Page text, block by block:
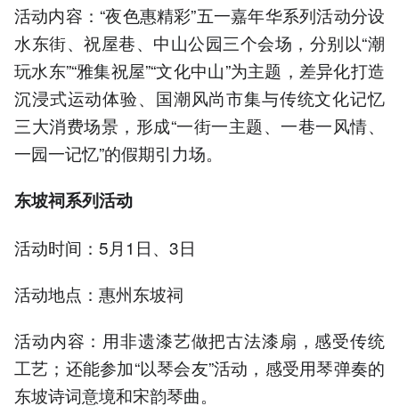
活动内容：“夜色惠精彩”五一嘉年华系列活动分设
水东街、祝屋巷、中山公园三个会场，分别以“潮
玩水东”“雅集祝屋”“文化中山”为主题，差异化打造
沉浸式运动体验、国潮风尚市集与传统文化记忆
三大消费场景，形成“一街一主题、一巷一风情、
一园一记忆”的假期引力场。
东坡祠系列活动
活动时间：5月1日、3日
活动地点：惠州东坡祠
活动内容：用非遗漆艺做把古法漆扇，感受传统
工艺；还能参加“以琴会友”活动，感受用琴弹奏的
东坡诗词意境和宋韵琴曲。